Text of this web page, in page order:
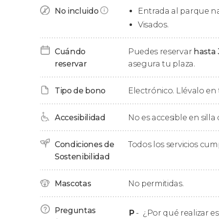
Al terminar os llevaremos de vuelta al hotel.
Balsas
Tenemos tres tipos de balsas disponibles
en distintas modalidades. Podréis elegir la
Balsas de remos
: apropiadas para
remar.
Balsas rígidas
: perfectas para familias y
Balsas avanzadas : en estas balsas
que vaya dirigiendo cómo debéis
personas con experiencia, porque es
No incluido Entrada al parque
Visados.
Cuándo
reservar
Puedes reservar hasta
asegura tu plaza.
Tipo de bono Electrónico. Llévalo en
Accesibilidad No es accesible en silla
Condiciones de
Sostenibilidad
Todos los servicios
Mascotas No permitidas.
Preguntas
P- ¿Por qué realizar